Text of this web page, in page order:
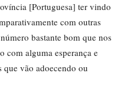
[Portuguesa] ter vindo
com outras
bastante bom que nos
com alguma esperança e
vão adoecendo ou